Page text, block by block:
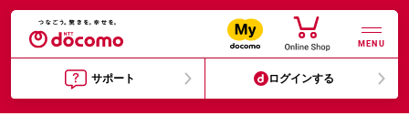
MENU
サポート ログインする